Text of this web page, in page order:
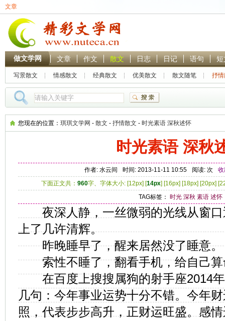
文章
做文学网 文章 作文 散文 日志 日记 语句 短
写景散文 情感散文 经典散文 优美散文 散文随笔 抒
热门搜索：林黛玉
贾
您现在的位置： 琪琪文学网 - 散文 - 抒情散文 - 时光素语 深秋述怀
时光素语 深秋
作者: 水云间 时间: 2013-11-11 10:55 阅读: 次
下面正文共： 960字、字体大小: [12px] [14px] [16px] [18px] [20px] [
TAG标签：
时光 深秋 素语 述怀
夜深人静，一丝微弱的光线从窗口
上了几许清辉。
昨晚睡早了，醒来居然没了睡意。
索性不睡了，翻看手机，给自己算
在百度上搜搜属狗的射手座2014年
几句：今年事业运势十分不错。今年
照，代表步步高升，正财运旺盛。感